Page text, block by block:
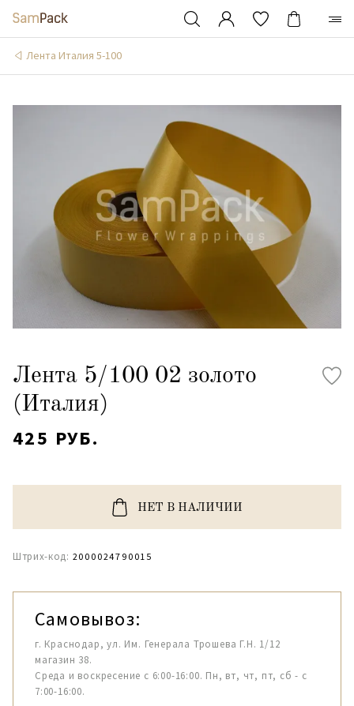
Лента Италия 5-100
Лента 5/100 02 золото
(Италия)
425 РУБ.
НЕТ В НАЛИЧИИ
Штрих-код: 2000024790015
Самовывоз:
г. Краснодар, ул. Им. Генерала Трошева Г.Н. 1/12
магазин 38.
Среда и воскресение с 6:00-16:00. Пн, вт, чт, пт, сб - с
7:00-16:00.